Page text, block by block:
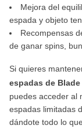
Mejora del
espada y objeto
Recompensas
de ganar spins,
Si quieres
espadas de Blade
puedes acceder al
espadas limitadas
dándote todo lo